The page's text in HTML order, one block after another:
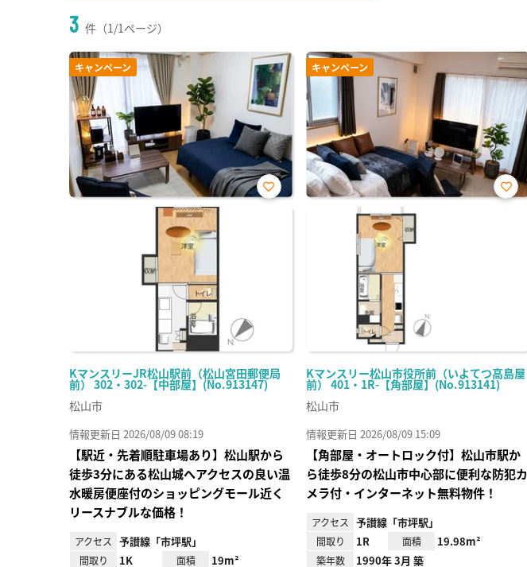
3 件（1/1ページ）
キャンペーン
KマンスリーJR松山駅前（松山宮田郵便局
前） 302・302-【中部屋】(No.913147)
お気
松山市
情報更新日 2026/08/09 08:19
【駅近・先着順駐車場あり】松山駅から
徒歩3分にある松山城へアクセスの良い温
水暖房便座付のショッピングモール近く
リースナブルな価格！
アクセス 予讃線「市坪駅」
間取り 1K 面積 19m²
キャンペーン
Kマンスリー松山市役所前（いよてつ高島屋
前） 401・1R-【角部屋】(No.913141)
お気
松山市
情報更新日 2026/08/09 15:09
【角部屋・オートロック付】松山市駅か
ら徒歩8分の松山市中心部に便利な防犯カ
メラ付・インターネット無料物件！
アクセス 予讃線「市坪駅」
間取り 1R 面積 19.98m²
築年数 1990年 3月 築